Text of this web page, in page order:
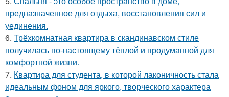
предназначенное для отдыха, восстановления сил и
уединения.
6. Трёхкомнатная квартира в скандинавском стиле
получилась по-настоящему тёплой и продуманной для
комфортной жизни.
7. Квартира для студента, в которой лаконичность стала
идеальным фоном для яркого, творческого характера